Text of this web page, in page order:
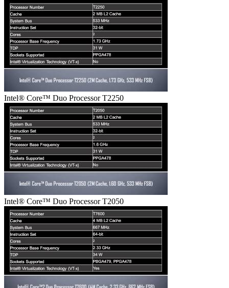
Intel® Core™ Duo Processor T2250
Intel® Core™ Duo Processor T2050